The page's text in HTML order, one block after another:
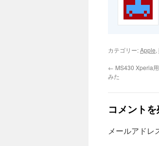
カテゴリー:Apple,
← MS430 Xperia
みた
コメント
メールアドレ